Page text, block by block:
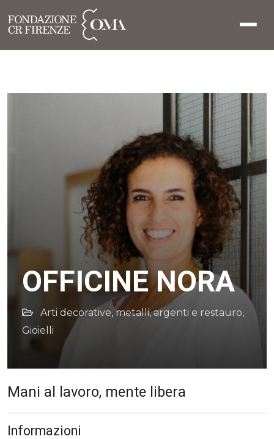
OFFICINE NORA
Arti decorative, metalli, argenti e restauro,
Gioielli
Mani al lavoro, mente libera
Informazioni